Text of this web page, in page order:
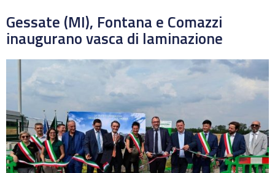
Gessate (MI), Fontana e Comazzi
inaugurano vasca di laminazione